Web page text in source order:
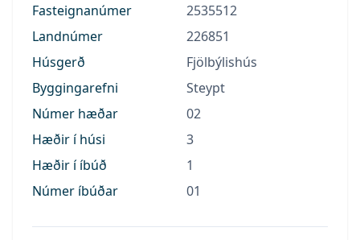
Fasteignanúmer
2535512
Landnúmer
226851
Húsgerð
Fjölbýlishús
Byggingarefni
Steypt
Númer hæðar
02
Hæðir í húsi
3
Hæðir í íbúð
1
Númer íbúðar
01